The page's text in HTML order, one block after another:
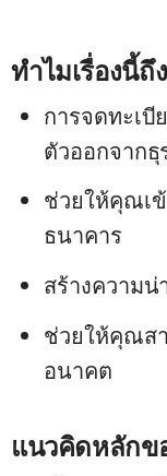
ทำไมเรื่องนี้
การจดทะเ
ตัวออกจากธุ
ช่วยให้คุณเข้
ธนาคาร
สร้างความ
ช่วยให้คุณส
อนาคต
แนวคิดหลักข